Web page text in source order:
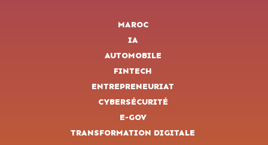
MAROC
IA
AUTOMOBILE
FINTECH
ENTREPRENEURIAT
CYBERSÉCURITÉ
E-GOV
TRANSFORMATION DIGITALE